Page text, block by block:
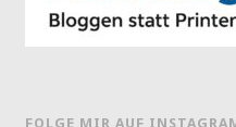
FOLGE MIR AUF